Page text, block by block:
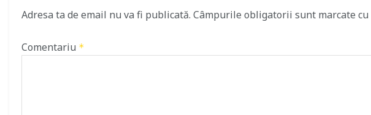
Adresa ta de email nu va fi publicată. Câmpurile obligatorii sunt marcate cu
Comentariu *